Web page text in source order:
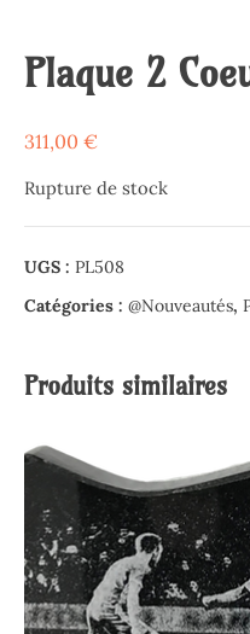
Plaque 2
311,00 €
Rupture de stock
UGS : PL508
Catégories : @Nouveautés,
Produits similaires